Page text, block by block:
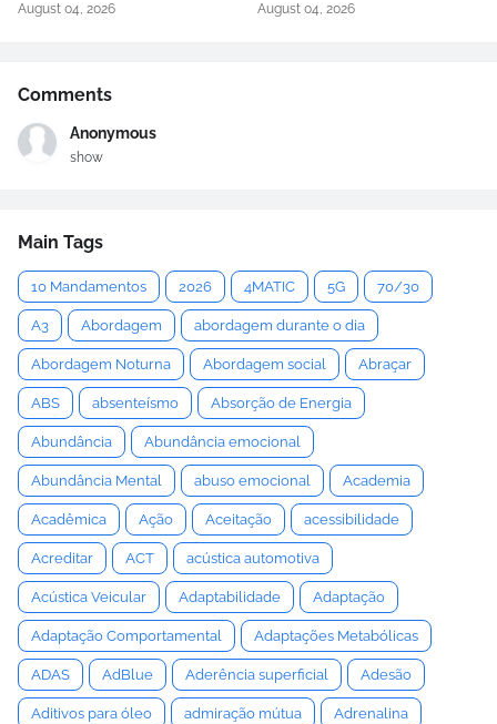
August 04, 2026 August 04, 2026
Comments
Anonymous
show
Main Tags
10 Mandamentos 2026 4MATIC 5G 70/30
A3 Abordagem abordagem durante o dia
Abordagem Noturna Abordagem social Abraçar
ABS absenteísmo Absorção de Energia
Abundância Abundância emocional
Abundância Mental abuso emocional Academia
Acadêmica Ação Aceitação acessibilidade
Acreditar ACT acústica automotiva
Acústica Veicular Adaptabilidade Adaptação
Adaptação Comportamental Adaptações Metabólicas
ADAS AdBlue Aderência superficial Adesão
Aditivos para óleo admiração mútua Adrenalina